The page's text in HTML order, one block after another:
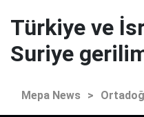
Türkiye ve
Suriye
Mepa News >